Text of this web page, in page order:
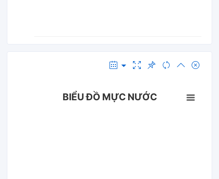
BIỂU ĐỒ MỰC NƯỚC